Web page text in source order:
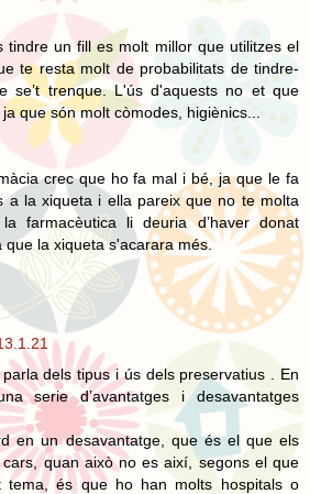
tindre un fill es molt millor que utilitzes el
te resta molt de probabilitats de tindre-
se’t trenque. L'ús d'aquests no et que
que són molt còmodes, higiènics...
crec que ho fa mal i bé, ja que le fa
a la xiqueta i ella pareix que no te molta
farmacèutica li deuria d’haver donat
que la xiqueta s'acarara més.
dels tipus i ús dels preservatius . En
serie d’avantatges i desavantatges
en un desavantatge, que és el que els
quan això no es així, segons el que
tema, és que ho han molts hospitals o